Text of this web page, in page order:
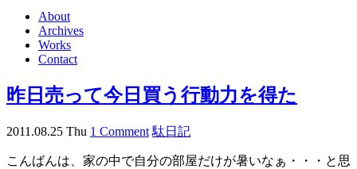
About
Archives
Works
Contact
昨日売って今日買う行動力を得た
2011.08.25 Thu 1 Comment 駄日記
こんばんは、家の中で自分の部屋だけが暑いなぁ・・・と思